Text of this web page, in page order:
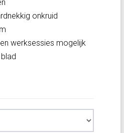
onkruid
werksessies mogelijk